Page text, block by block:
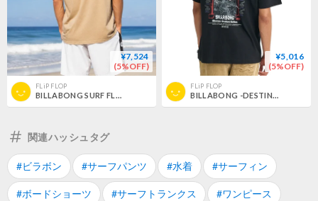
¥7,524
(5%OFF)
FLiP FLOP
¥5,016
(5%OFF)
FLiP FLOP
関連ハッシュタグ
#ビラボン #サーフパンツ #水着 #サーフィン
#ボードショーツ #サーフトランクス #ワンピース